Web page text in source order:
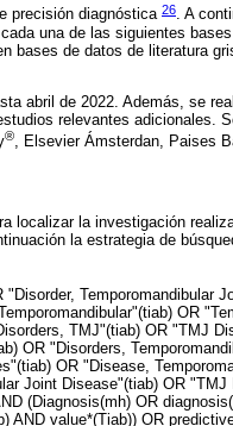
precisión diagnóstica 26. A
una de las siguientes
bases de datos de literatura
abril de 2022. Además, se
relevantes adicionales.
®, Elsevier Ámsterdan, Paises
localizar la investigación
la estrategia de
Temporomandibular
OR
TMJ"(tiab) OR "TMJ
OR "Disorders,
OR "Disease,
Joint Disease"(tiab) OR
(Diagnosis(mh) OR
value*(Tiab)) OR